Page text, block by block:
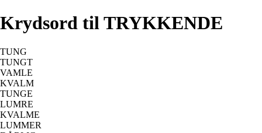
Krydsord til TRYKKENDE
TUNG
TUNGT
VAMLE
KVALM
TUNGE
LUMRE
KVALME
LUMMER